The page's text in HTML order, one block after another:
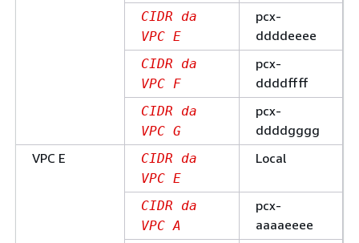
CIDR da
VPC E
pcx-
ddddeeee
CIDR da
VPC F
pcx-
ddddffff
CIDR da
VPC G
pcx-
ddddgggg
VPC E
CIDR da
VPC E
Local
CIDR da
VPC A
pcx-
aaaaeeee